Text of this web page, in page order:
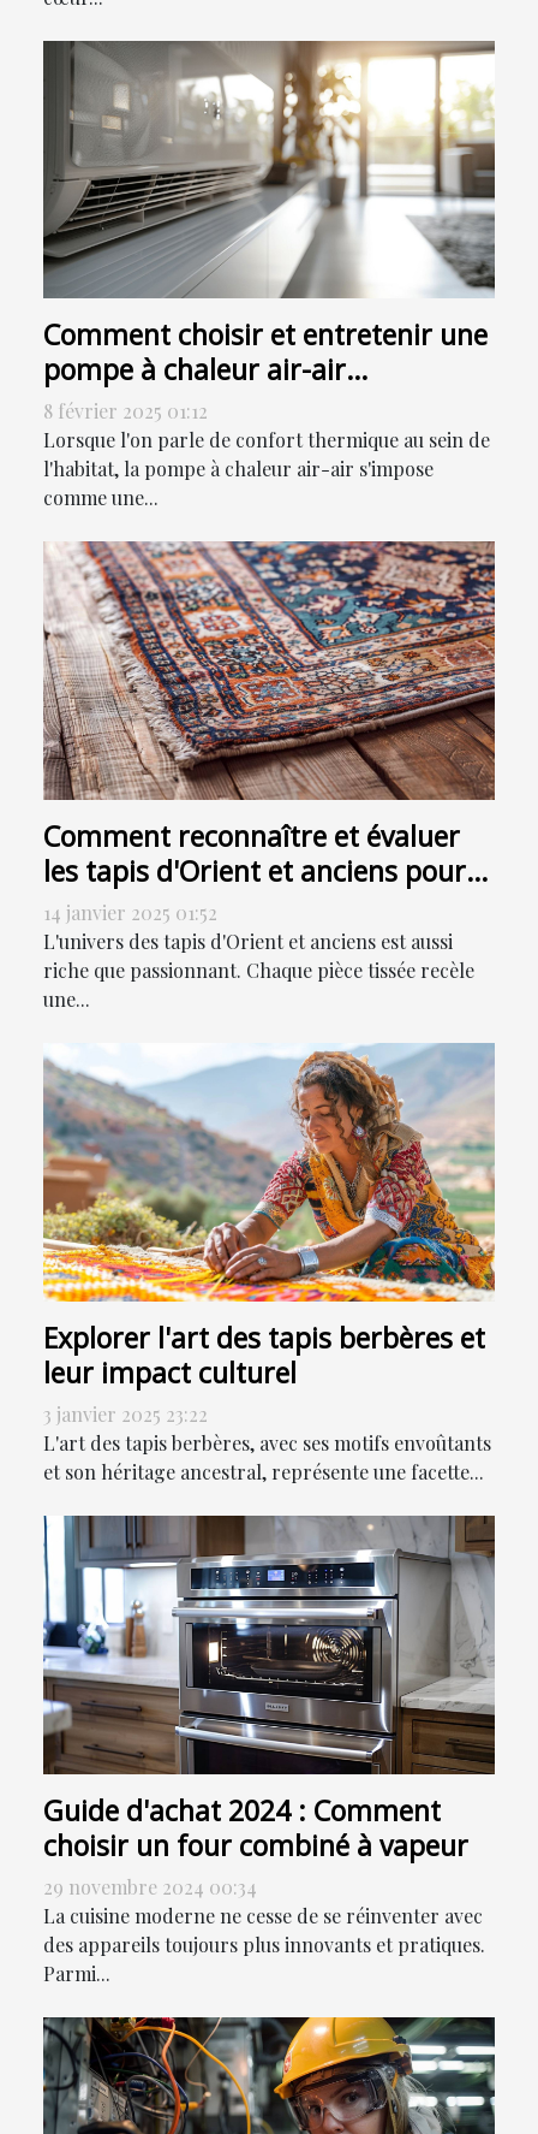
Comment choisir et entretenir une
pompe à chaleur air-air
efficacement
8 février 2025 01:12
Lorsque l'on parle de confort thermique au sein de
l'habitat, la pompe à chaleur air-air s'impose
comme une...
Comment reconnaître et évaluer
les tapis d'Orient et anciens pour
la vente
14 janvier 2025 01:52
L'univers des tapis d'Orient et anciens est aussi
riche que passionnant. Chaque pièce tissée recèle
une...
Explorer l'art des tapis berbères et
leur impact culturel
3 janvier 2025 23:22
L'art des tapis berbères, avec ses motifs envoûtants
et son héritage ancestral, représente une facette...
Guide d'achat 2024 : Comment
choisir un four combiné à vapeur
29 novembre 2024 00:34
La cuisine moderne ne cesse de se réinventer avec
des appareils toujours plus innovants et pratiques.
Parmi...